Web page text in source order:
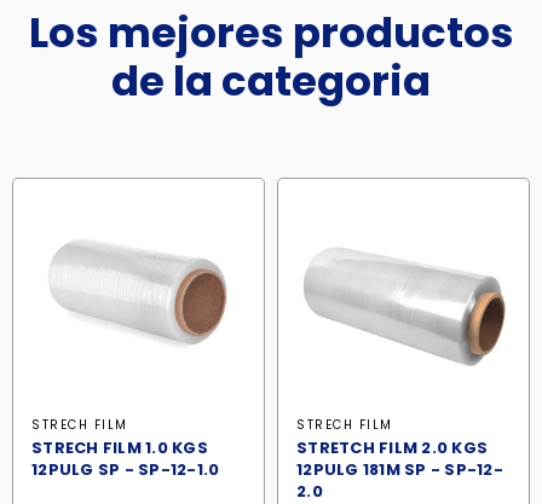
Los mejores productos
de la categoria
STRECH FILM
STRECH FILM 1.0 KGS
12PULG SP - SP-12-1.0
STRECH FILM
STRETCH FILM 2.0 KGS
12PULG 181M SP - SP-12-
2.0